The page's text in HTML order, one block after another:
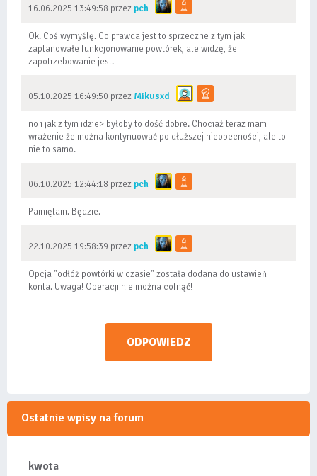
16.06.2025 13:49:58 przez pch
Ok. Coś wymyślę. Co prawda jest to sprzeczne z tym jak
zaplanowałe funkcjonowanie powtórek, ale widzę, że
zapotrzebowanie jest.
05.10.2025 16:49:50 przez Mikusxd
no i jak z tym idzie> byłoby to dość dobre. Chociaż teraz mam
wrażenie że można kontynuować po dłuższej nieobecności, ale to
nie to samo.
06.10.2025 12:44:18 przez pch
Pamiętam. Będzie.
22.10.2025 19:58:39 przez pch
Opcja "odłóż powtórki w czasie" została dodana do ustawień
konta. Uwaga! Operacji nie można cofnąć!
ODPOWIEDZ
Ostatnie wpisy na forum
kwota